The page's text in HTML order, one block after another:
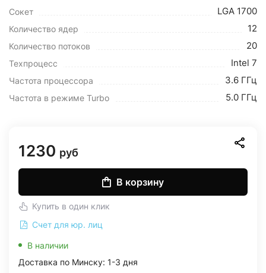
Сокет LGA 1700
Количество ядер 12
Количество потоков 20
Техпроцесс Intel 7
Частота процессора 3.6 ГГц
Частота в режиме Turbo 5.0 ГГц
1230 руб
В корзину
Купить в один клик
Счет для юр. лиц
В наличии
Доставка по Минску: 1-3 дня